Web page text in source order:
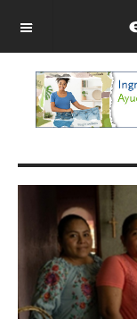
OFF CANVAS